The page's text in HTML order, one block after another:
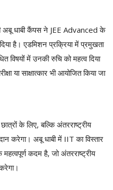
अबू धाबी कैंपस ने JEE Advanced के
है। एडमिशन प्रक्रिया में प्रमुखता
विषयों में उनकी रुचि को महत्व दिया
या साक्षात्कार भी आयोजित किया जा
के लिए, बल्कि अंतरराष्ट्रीय
करेगा। अबू धाबी में IIT का विस्तार
महत्वपूर्ण कदम है, जो अंतरराष्ट्रीय